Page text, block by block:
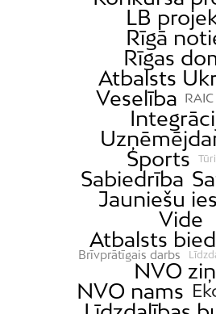
LB
Rīgā
Rīgas
Atbalsts
Veselība
Sports
Sabiedrība
Jauniešu
Vide
Atbalsts
Brīvprātīgais darbs
NVO
NVO nams